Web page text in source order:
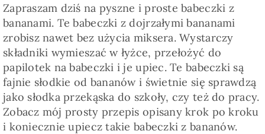
Zapraszam dziś na pyszne i proste babeczki z
bananami. Te babeczki z dojrzałymi bananami
zrobisz nawet bez użycia miksera. Wystarczy
składniki wymieszać w łyżce, przełożyć do
papilotek na babeczki i je upiec. Te babeczki są
fajnie słodkie od bananów i świetnie się sprawdzą
jako słodka przekąska do szkoły, czy też do pracy.
Zobacz mój prosty przepis opisany krok po kroku
i koniecznie upiecz takie babeczki z bananów.